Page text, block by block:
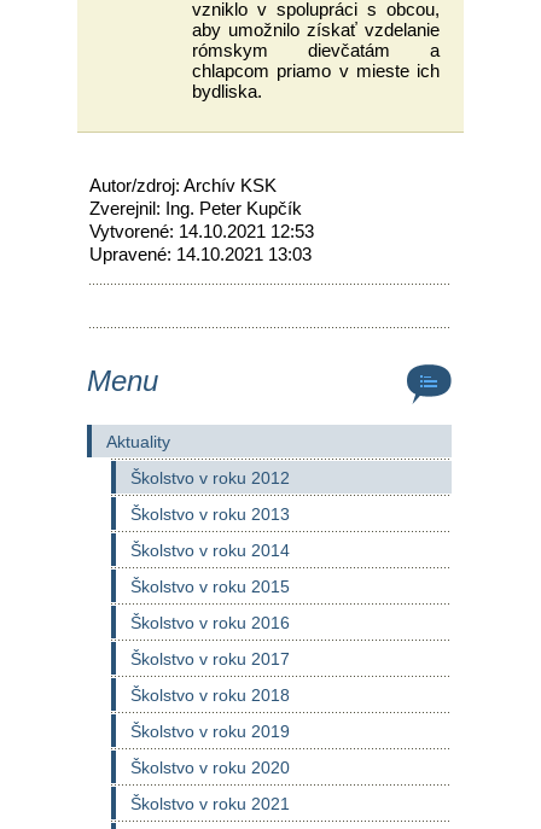
vzniklo v spolupráci s obcou,
aby umožnilo získať vzdelanie
rómskym dievčatám a
chlapcom priamo v mieste ich
bydliska.
Autor/zdroj: Archív KSK
Zverejnil: Ing. Peter Kupčík
Vytvorené: 14.10.2021 12:53
Upravené: 14.10.2021 13:03
Menu
Aktuality
Školstvo v roku 2012
Školstvo v roku 2013
Školstvo v roku 2014
Školstvo v roku 2015
Školstvo v roku 2016
Školstvo v roku 2017
Školstvo v roku 2018
Školstvo v roku 2019
Školstvo v roku 2020
Školstvo v roku 2021